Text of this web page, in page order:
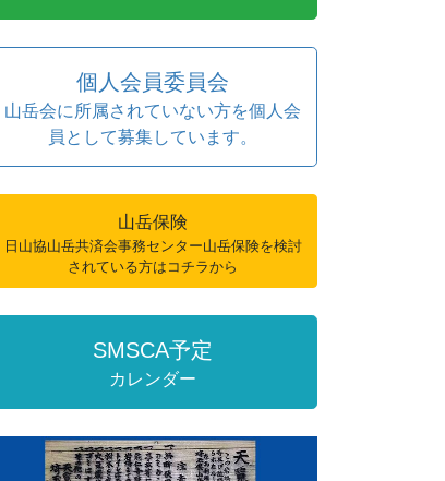
個人会員委員会
山岳会に所属されていない方を個人会
員として募集しています。
山岳保険
日山協山岳共済会事務センター山岳保険を検討
されている方はコチラから
SMSCA予定
カレンダー